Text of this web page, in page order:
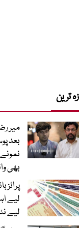
ترین
میر
بعد
بھی
لیے
لیے